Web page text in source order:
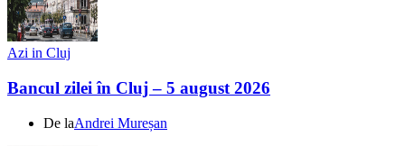
Azi in Cluj
Bancul zilei în Cluj – 5 august 2026
De laAndrei Mureșan